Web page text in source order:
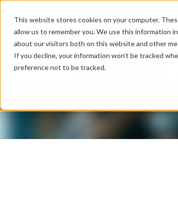
This website stores cookies on your computer.
allow us to remember you. We use this information
about our visitors both on this website and other
If you decline, your information won’t be tracked
preference not to be tracked.